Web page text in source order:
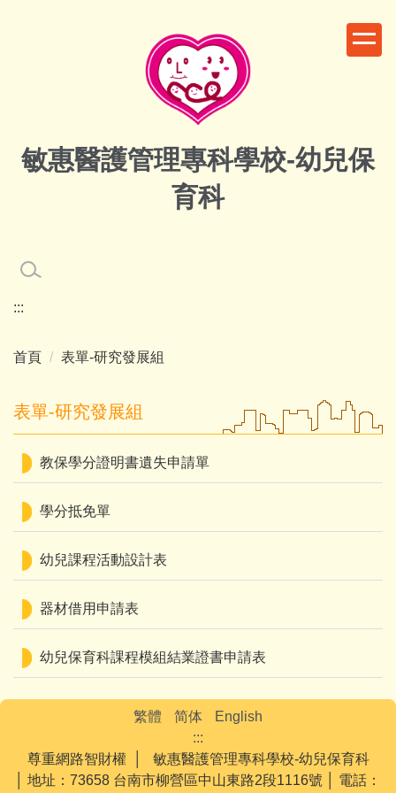
敏惠醫護管理專科學校-幼兒保
育科
:::
首頁 表單-研究發展組
表單-研究發展組
教保學分證明書遺失申請單
學分抵免單
幼兒課程活動設計表
器材借用申請表
幼兒保育科課程模組結業證書申請表
繁體 简体
English
:::
尊重網路智財權 │ 敏惠醫護管理專科學校-幼兒保育科
│ 地址：73658 台南市柳營區中山東路2段1116號 │ 電話：